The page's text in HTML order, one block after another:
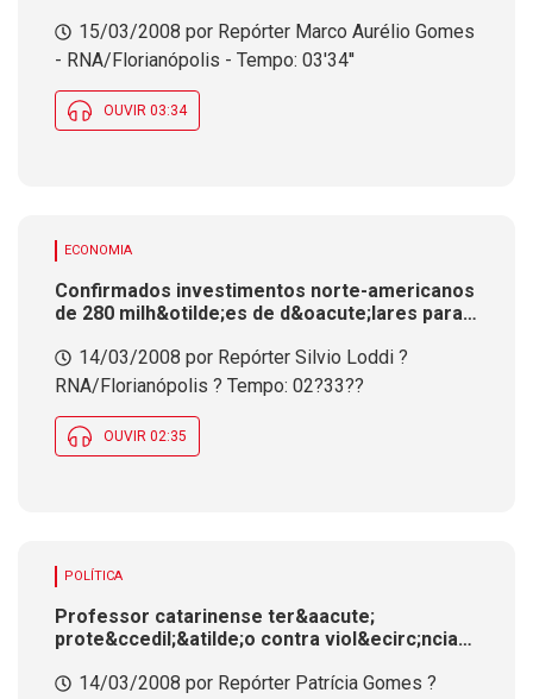
ao campo de futebol
15/03/2008 por Repórter Marco Aurélio Gomes
- RNA/Florianópolis - Tempo: 03'34''
OUVIR 03:34
ECONOMIA
Confirmados investimentos norte-americanos
de 280 milh&otilde;es de d&oacute;lares para
Catarina
14/03/2008 por Repórter Silvio Loddi ?
RNA/Florianópolis ? Tempo: 02?33??
OUVIR 02:35
POLÍTICA
Professor catarinense ter&aacute;
prote&ccedil;&atilde;o contra viol&ecirc;ncia
14/03/2008 por Repórter Patrícia Gomes ?